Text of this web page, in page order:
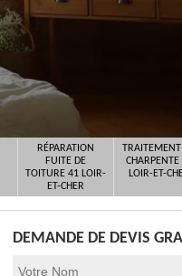
RÉPARATION
FUITE DE
TOITURE 41 LOIR-
ET-CHER
CHARPENTE
LOIR-ET-
DEMANDE DE DEVIS